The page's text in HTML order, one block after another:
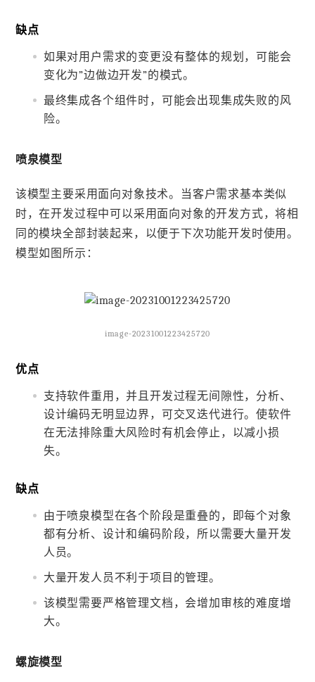
缺点
如果对用户需求的变更没有整体的规划，可能会
变化为”边做边开发”的模式。
最终集成各个组件时，可能会出现集成失败的风
险。
喷泉模型
该模型主要采用面向对象技术。当客户需求基本类似
时，在开发过程中可以采用面向对象的开发方式，将相
同的模块全部封装起来，以便于下次功能开发时使用。
模型如图所示：
image-20231001223425720
优点
支持软件重用，并且开发过程无间隙性，分析、
设计编码无明显边界，可交叉迭代进行。使软件
在无法排除重大风险时有机会停止，以减小损
失。
缺点
由于喷泉模型在各个阶段是重叠的，即每个对象
都有分析、设计和编码阶段，所以需要大量开发
人员。
大量开发人员不利于项目的管理。
该模型需要严格管理文档，会增加审核的难度增
大。
螺旋模型